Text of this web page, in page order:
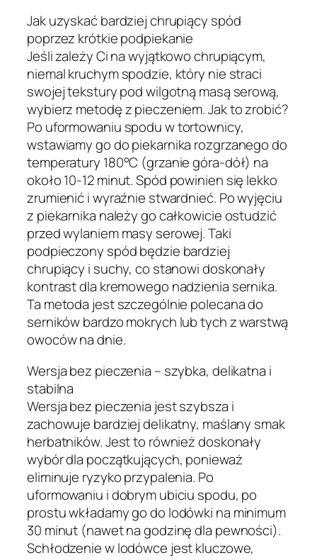
Jak uzyskać bardziej chrupiący spód
poprzez krótkie podpiekanie
Jeśli zależy Ci na wyjątkowo chrupiącym,
niemal kruchym spodzie, który nie straci
swojej tekstury pod wilgotną masą serową,
wybierz metodę z pieczeniem. Jak to zrobić?
Po uformowaniu spodu w tortownicy,
wstawiamy go do piekarnika rozgrzanego do
temperatury 180°C (grzanie góra-dół) na
około 10-12 minut. Spód powinien się lekko
zrumienić i wyraźnie stwardnieć. Po wyjęciu
z piekarnika należy go całkowicie ostudzić
przed wylaniem masy serowej. Taki
podpieczony spód będzie bardziej
chrupiący i suchy, co stanowi doskonały
kontrast dla kremowego nadzienia sernika.
Ta metoda jest szczególnie polecana do
serników bardzo mokrych lub tych z warstwą
owoców na dnie.
Wersja bez pieczenia – szybka, delikatna i
stabilna
Wersja bez pieczenia jest szybsza i
zachowuje bardziej delikatny, maślany smak
herbatników. Jest to również doskonały
wybór dla początkujących, ponieważ
eliminuje ryzyko przypalenia. Po
uformowaniu i dobrym ubiciu spodu, po
prostu wkładamy go do lodówki na minimum
30 minut (nawet na godzinę dla pewności).
Schłodzenie w lodówce jest kluczowe,